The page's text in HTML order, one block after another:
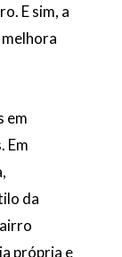
E sim, a
em
Em
da
própria e